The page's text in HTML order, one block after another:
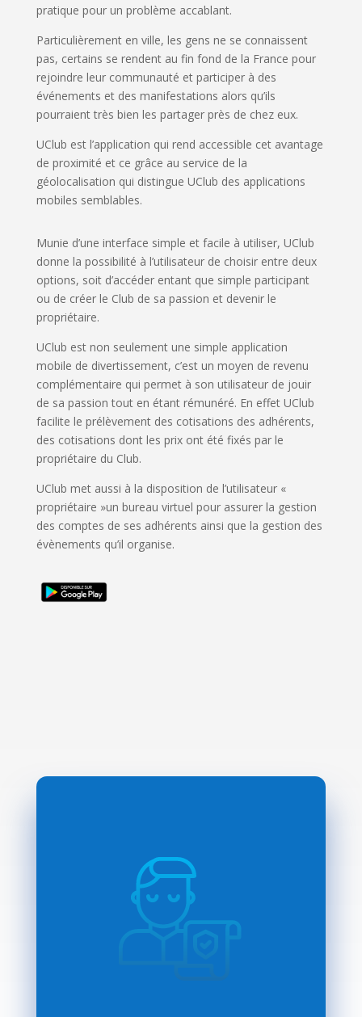
pratique pour un problème accablant.
Particulièrement en ville, les gens ne se connaissent
pas, certains se rendent au fin fond de la France pour
rejoindre leur communauté et participer à des
événements et des manifestations alors qu’ils
pourraient très bien les partager près de chez eux.
UClub est l’application qui rend accessible cet avantage
de proximité et ce grâce au service de la
géolocalisation qui distingue UClub des applications
mobiles semblables.
Munie d’une interface simple et facile à utiliser, UClub
donne la possibilité à l’utilisateur de choisir entre deux
options, soit d’accéder entant que simple participant
ou de créer le Club de sa passion et devenir le
propriétaire.
UClub est non seulement une simple application
mobile de divertissement, c’est un moyen de revenu
complémentaire qui permet à son utilisateur de jouir
de sa passion tout en étant rémunéré. En effet UClub
facilite le prélèvement des cotisations des adhérents,
des cotisations dont les prix ont été fixés par le
propriétaire du Club.
UClub met aussi à la disposition de l’utilisateur «
propriétaire »un bureau virtuel pour assurer la gestion
des comptes de ses adhérents ainsi que la gestion des
évènements qu’il organise.